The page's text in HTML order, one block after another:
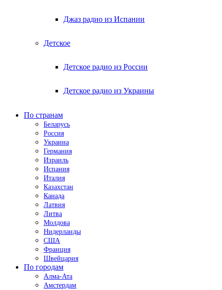
Джаз радио из Испании
Детское
Детское радио из России
Детское радио из Украины
По странам
Беларусь
Россия
Украина
Германия
Израиль
Испания
Италия
Казахстан
Канада
Латвия
Литва
Молдова
Нидерланды
США
Франция
Швейцария
По городам
Алма-Ата
Амстердам